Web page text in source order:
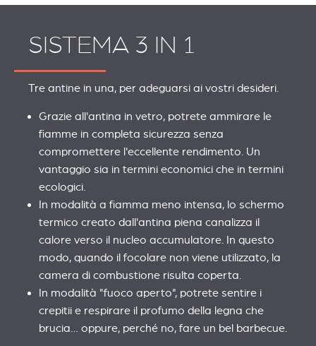
SISTEMA 3 IN 1
Tre antine in una, per adeguarsi ai vostri desideri.
Grazie all'antina in vetro, potrete ammirare le
fiamme in completa sicurezza senza
compromettere l'eccellente rendimento. Un
vantaggio sia in termini economici che in termini
ecologici.
In modalità a fiamma meno intensa, lo schermo
termico creato dall'antina piena canalizza il
calore verso il nucleo accumulatore. In questo
modo, quando il focolare non viene utilizzato, la
camera di combustione risulta coperta.
In modalità "fuoco aperto", potrete sentire i
crepitii e respirare il profumo della legna che
brucia… oppure, perché no, fare un bel barbecue.